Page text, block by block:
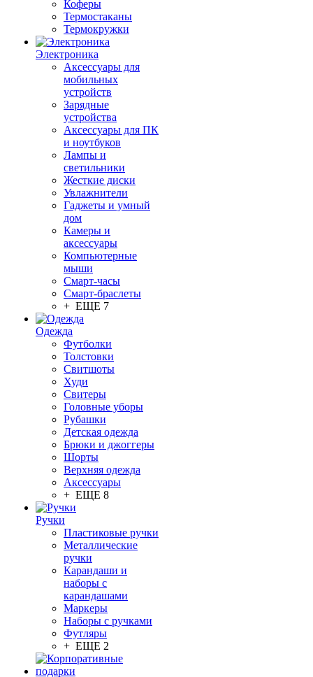
Коферы
Термостаканы
Термокружки
Электроника
Аксессуары для
мобильных
устройств
Зарядные
устройства
Аксессуары для ПК
и ноутбуков
Лампы и
светильники
Жесткие диски
Увлажнители
Гаджеты и умный
дом
Камеры и
аксессуары
Компьютерные
мыши
Смарт-часы
Смарт-браслеты
+ ЕЩЕ 7
Одежда
Футболки
Толстовки
Свитшоты
Худи
Свитеры
Головные уборы
Рубашки
Детская одежда
Брюки и джоггеры
Шорты
Верхняя одежда
Аксессуары
+ ЕЩЕ 8
Ручки
Пластиковые ручки
Металлические
ручки
Карандаши и
наборы с
карандашами
Маркеры
Наборы с ручками
Футляры
+ ЕЩЕ 2